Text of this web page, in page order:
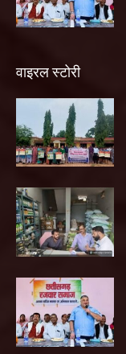
वाइरल स्टोरी